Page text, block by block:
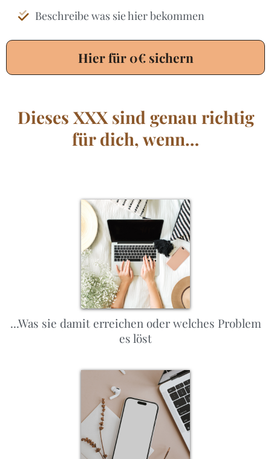
Beschreibe was sie hier bekommen
Hier für 0€ sichern
Dieses XXX sind genau richtig
für dich, wenn…
...Was sie damit erreichen oder welches Problem
es löst